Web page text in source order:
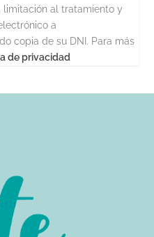
limitación al tratamiento y
a
copia de su DNI. Para más
de privacidad